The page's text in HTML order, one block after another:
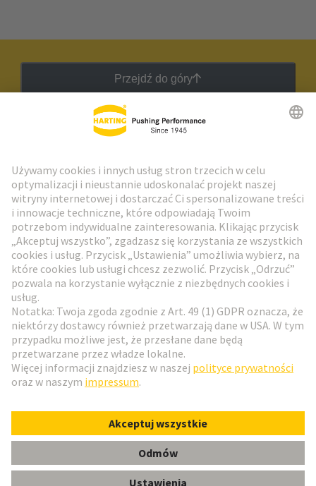
Przejdź do góry
Przejdź do rejestracji
Social Media
Polski
© HARTING Technology Group
WydawcaPolityka ochrony danych
Informacje dla klientów